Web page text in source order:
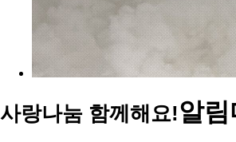
사랑나눔 함께해요!알